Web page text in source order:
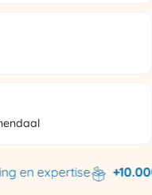
en expertise